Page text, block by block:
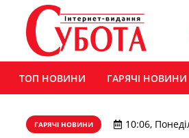
ТОП НОВИНИ ГАРЯЧІ НОВИНИ
ГАРЯЧІ НОВИНИ 10:06,